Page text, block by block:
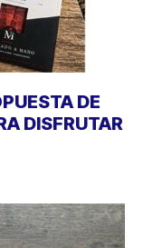
DE
DISFRUTAR